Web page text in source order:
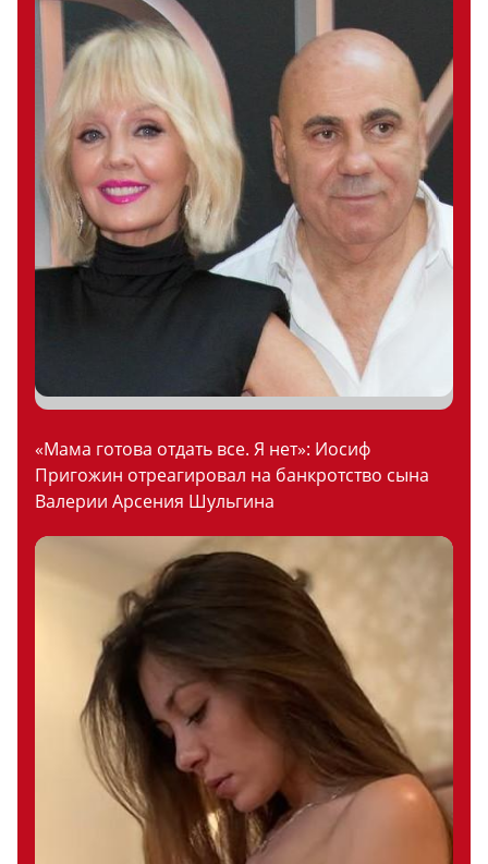
«Мама готова отдать все. Я нет»: Иосиф
Пригожин отреагировал на банкротство сына
Валерии Арсения Шульгина